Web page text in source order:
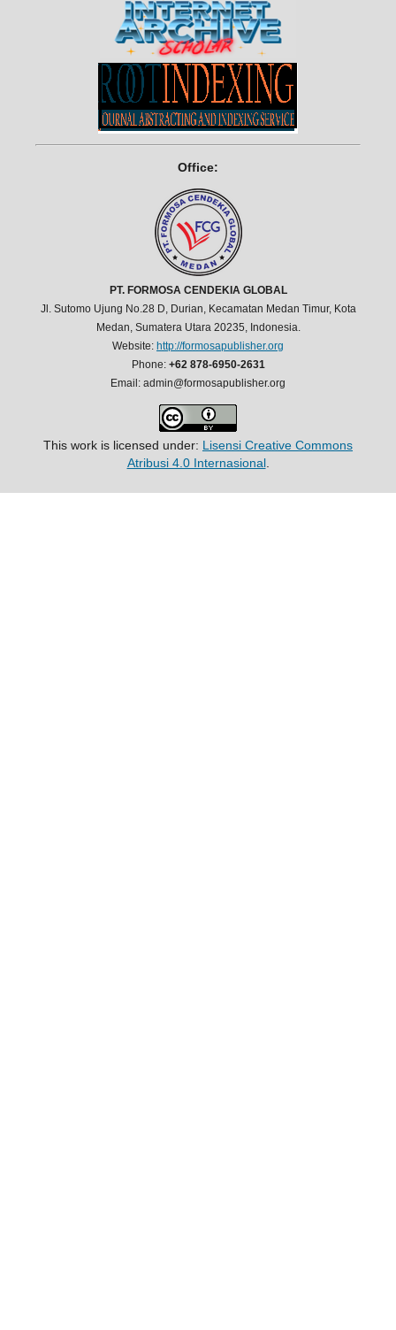
Office:
PT. FORMOSA CENDEKIA GLOBAL
Jl. Sutomo Ujung No.28 D, Durian, Kecamatan Medan Timur, Kota
Medan, Sumatera Utara 20235, Indonesia.
Website: http://formosapublisher.org
Phone: +62 878-6950-2631
Email: admin@formosapublisher.org
This work is licensed under: Lisensi Creative Commons
Atribusi 4.0 Internasional.